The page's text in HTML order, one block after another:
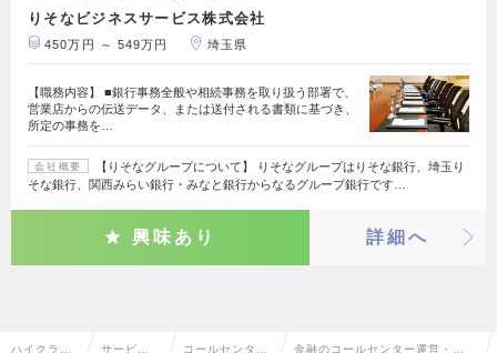
りそなビジネスサービス株式会社
450万円 ～ 549万円 埼玉県
【職務内容】 ■銀行事務全般や相続事務を取り扱う部署で、
営業店からの伝送データ、または送付される書類に基づき、
所定の事務を…
会社概要
【りそなグループについて】 りそなグループはりそな銀行、埼玉り
そな銀行、関西みらい銀行・みなと銀行からなるグループ銀行です…
興味あり 詳細へ
ハイクラス サービ コールセンター 金融のコールセンター運営・管